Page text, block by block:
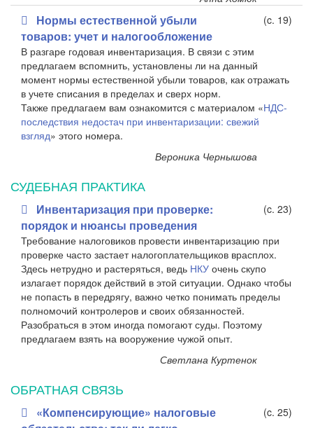
Нормы естественной убыли
товаров: учет и налогообложение
(c. 19)
В разгаре годовая инвентаризация. В связи с этим
предлагаем вспомнить, установлены ли на данный
момент нормы естественной убыли товаров, как отражать
в учете списания в пределах и сверх норм.
Также предлагаем вам ознакомится с материалом «НДС-
последствия недостач при инвентаризации: свежий
взгляд» этого номера.
Вероника Чернышова
СУДЕБНАЯ ПРАКТИКА
Инвентаризация при проверке:
порядок и нюансы проведения
(c. 23)
Требование налоговиков провести инвентаризацию при
проверке часто застает налогоплательщиков врасплох.
Здесь нетрудно и растеряться, ведь НКУ очень скупо
излагает порядок действий в этой ситуации. Однако чтобы
не попасть в передрягу, важно четко понимать пределы
полномочий контролеров и своих обязанностей.
Разобраться в этом иногда помогают суды. Поэтому
предлагаем взять на вооружение чужой опыт.
Светлана Куртенок
ОБРАТНАЯ СВЯЗЬ
«Компенсирующие» налоговые
(c. 25)